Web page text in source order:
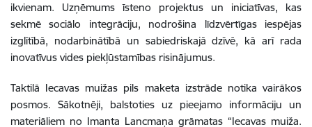
ikvienam. Uzņēmums īsteno projektus un iniciatīvas, kas
sekmē sociālo integrāciju, nodrošina līdzvērtīgas iespējas
izglītībā, nodarbinātībā un sabiedriskajā dzīvē, kā arī rada
inovatīvus vides piekļūstamības risinājumus.
Taktilā Iecavas muižas pils maketa izstrāde notika vairākos
posmos. Sākotnēji, balstoties uz pieejamo informāciju un
materiāliem no Imanta Lancmaņa grāmatas “Iecavas muiža.